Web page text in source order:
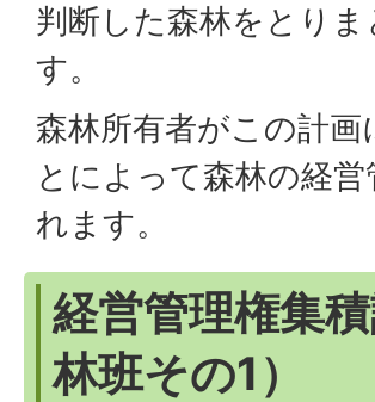
判断した森林をとり
す。
森林所有者がこの計
とによって森林の経
れます。
経営管理権集
林班その1）